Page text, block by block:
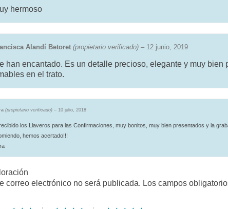
hermoso
Alandí Betoret (propietario verificado) – 12 junio, 2019
han encantado. Es un detalle precioso, elegante y muy
en el trato.
(propietario verificado) – 10 julio, 2018
los Llaveros para las Confirmaciones, muy bonitos, muy bien presentados y la
hemos acertado!!!
correo electrónico no será publicada. Los campos